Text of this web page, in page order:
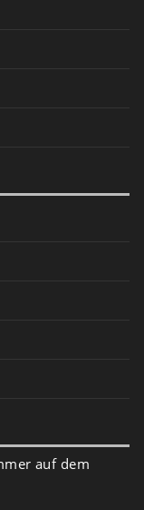
auf dem